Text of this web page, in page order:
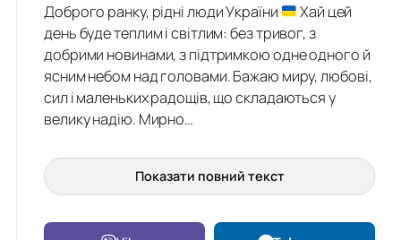
Доброго ранку, рідні люди України
Хай цей
день буде теплим і світлим: без тривог, з
добрими новинами, з підтримкою одне одного й
ясним небом над головами. Бажаю миру, любові,
сил і маленьких радощів, що складаються у
велику надію. Мирно…
Показати повний текст